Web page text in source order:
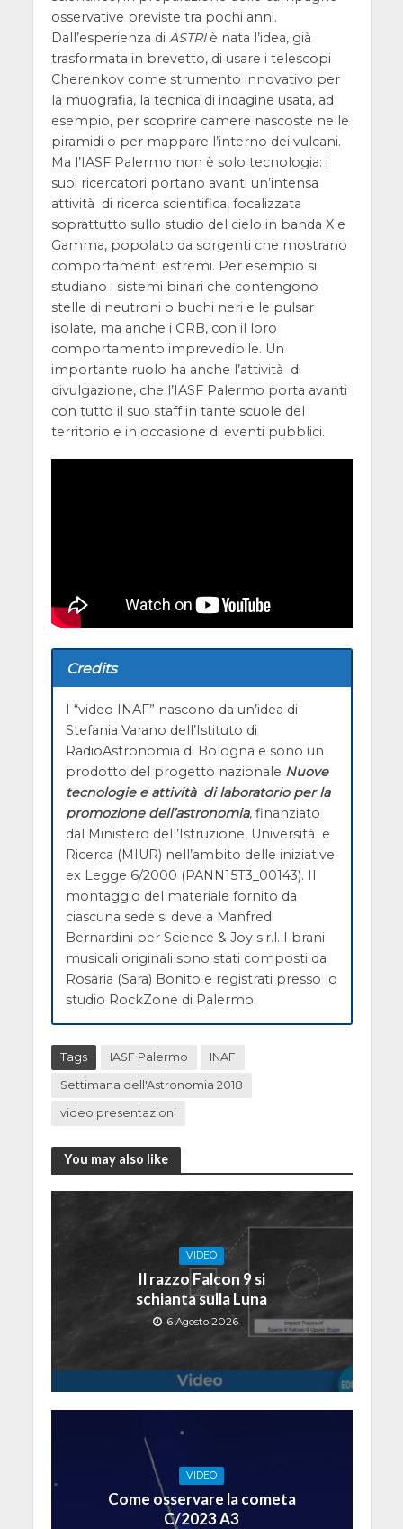
osservative previste tra pochi anni.
Dall’esperienza di ASTRIè nata l’idea, già
trasformata in brevetto, di usare i telescopi
Cherenkov come strumento innovativo per
la muografia, la tecnica di indagine usata, ad
esempio, per scoprire camere nascoste nelle
piramidi o per mappare l’interno dei vulcani.
Ma l’IASF Palermo non è solo tecnologia: i
suoi ricercatori portano avanti un’intensa
attività di ricerca scientifica, focalizzata
soprattutto sullo studio del cielo in banda X e
Gamma, popolato da sorgenti che mostrano
comportamenti estremi. Per esempio si
studiano i sistemi binari che contengono
stelle di neutroni o buchi neri e le pulsar
isolate, ma anche i GRB, con il loro
comportamento imprevedibile. Un
importante ruolo ha anche l’attività di
divulgazione, che l’IASF Palermo porta avanti
con tutto il suo staff in tante scuole del
territorio e in occasione di eventi pubblici.
Credits
I “video INAF” nascono da un’idea di
Stefania Varano dell’Istituto di
RadioAstronomia di Bologna e sono un
prodotto del progetto nazionale Nuove
tecnologie e attività di laboratorio per la
promozione dell’astronomia, finanziato
dal Ministero dell’Istruzione, Università e
Ricerca (MIUR) nell’ambito delle iniziative
ex Legge 6/2000 (PANN15T3_00143). Il
montaggio del materiale fornito da
ciascuna sede si deve a Manfredi
Bernardini per Science & Joy s.r.l. I brani
musicali originali sono stati composti da
Rosaria (Sara) Bonito e registrati presso lo
studio RockZone di Palermo.
Tags IASF Palermo INAF
Settimana dell'Astronomia 2018
video presentazioni
You may also like
VIDEO
Il razzo Falcon 9 si
schianta sulla Luna
6 Agosto 2026
VIDEO
Come osservare la cometa
C/2023 A3